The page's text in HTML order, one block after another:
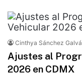
Cinthya Sánchez
Ajustes al
2026 en CDMX